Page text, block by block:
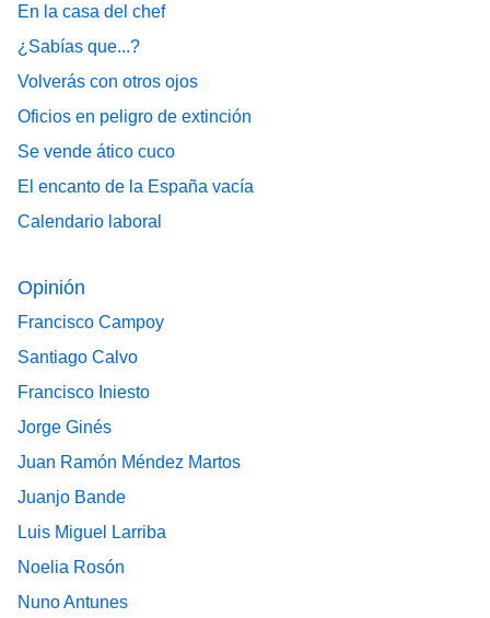
En la casa del chef
¿Sabías que...?
Volverás con otros ojos
Oficios en peligro de extinción
Se vende ático cuco
El encanto de la España vacía
Calendario laboral
Opinión
Francisco Campoy
Santiago Calvo
Francisco Iniesto
Jorge Ginés
Juan Ramón Méndez Martos
Juanjo Bande
Luis Miguel Larriba
Noelia Rosón
Nuno Antunes